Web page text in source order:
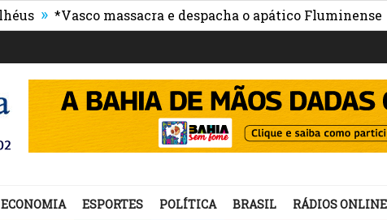
*Vasco massacra e despacha o apático Fluminense »
ECONOMIA ESPORTES POLÍTICA BRASIL RÁDIOS ONLINE